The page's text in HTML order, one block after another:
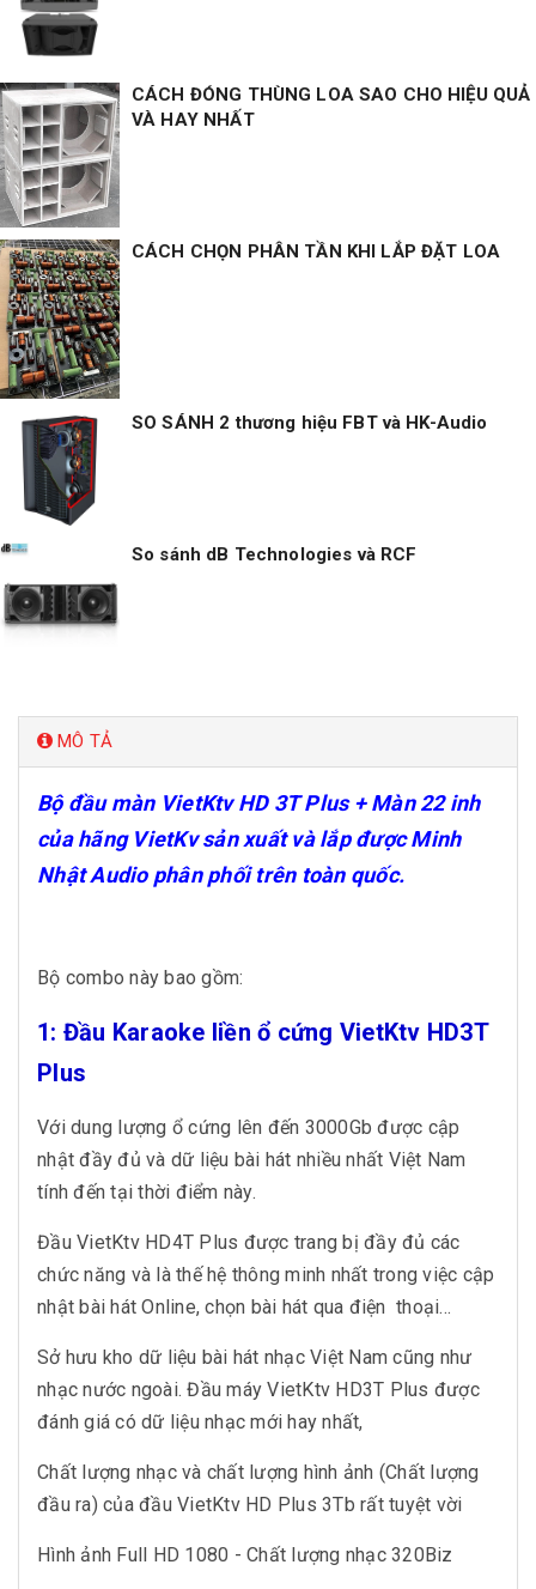
CÁCH ĐÓNG THÙNG LOA SAO CHO HIỆU QUẢ
VÀ HAY NHẤT
CÁCH CHỌN PHÂN TẦN KHI LẮP ĐẶT LOA
SO SÁNH 2 thương hiệu FBT và HK-Audio
So sánh dB Technologies và RCF
MÔ TẢ
Bộ đầu màn VietKtv HD 3T Plus + Màn 22 inh
của hãng VietKv sản xuất và lắp được Minh
Nhật Audio phân phối trên toàn quốc.
Bộ combo này bao gồm:
1: Đầu Karaoke liền ổ cứng VietKtv HD3T
Plus
Với dung lượng ổ cứng lên đến 3000Gb được cập
nhật đầy đủ và dữ liệu bài hát nhiều nhất Việt Nam
tính đến tại thời điểm này.
Đầu VietKtv HD4T Plus được trang bị đầy đủ các
chức năng và là thế hệ thông minh nhất trong việc cập
nhật bài hát Online, chọn bài hát qua điện thoại...
Sở hưu kho dữ liệu bài hát nhạc Việt Nam cũng như
nhạc nước ngoài. Đầu máy VietKtv HD3T Plus được
đánh giá có dữ liệu nhạc mới hay nhất,
Chất lượng nhạc và chất lượng hình ảnh (Chất lượng
đầu ra) của đầu VietKtv HD Plus 3Tb rất tuyệt vời
Hình ảnh Full HD 1080 - Chất lượng nhạc 320Biz